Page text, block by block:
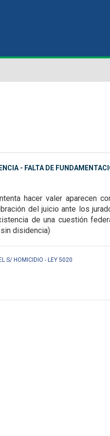
- FALTA DE
hacer valer aparecen
del juicio ante los
de una cuestión
sin disidencia)
S/ HOMICIDIO - LEY 5020